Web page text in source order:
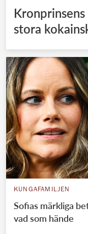
stora
KUNGAFAMILJEN
Sofias märkliga
vad som hände